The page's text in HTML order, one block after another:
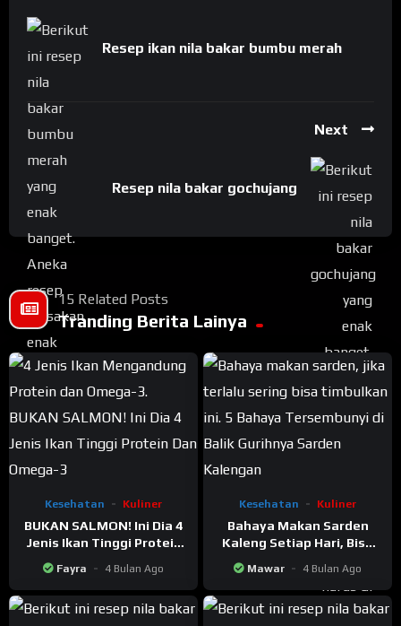
Resep ikan nila bakar bumbu merah
Next
Resep nila bakar gochujang
15 Related Posts
Tranding Berita Lainya
Kesehatan Kuliner
BUKAN SALMON! Ini Dia 4
Jenis Ikan Tinggi Protein
Fayra 4 Bulan Ago
Kesehatan Kuliner
Bahaya Makan Sarden
Kaleng Setiap Hari, Bisa
Mawar 4 Bulan Ago